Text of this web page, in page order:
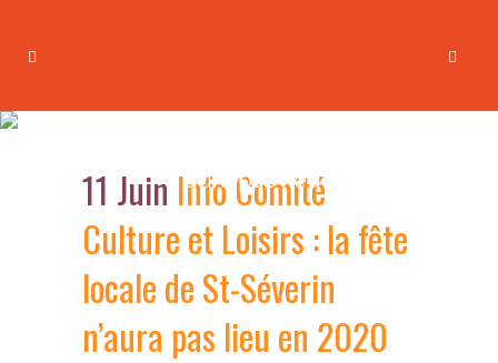
n’aura pas lieu en 2020
11 Juin Info Comité
Culture et Loisirs : la fête
locale de St-Séverin
n’aura pas lieu en 2020